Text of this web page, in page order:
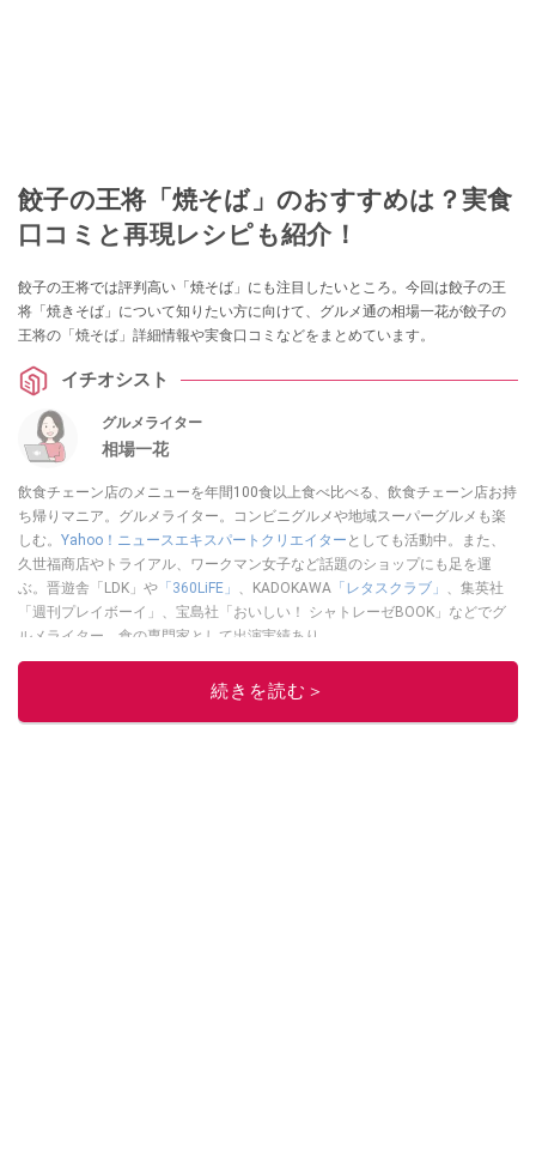
餃子の王将「焼そば」のおすすめは？実食
口コミと再現レシピも紹介！
餃子の王将では評判高い「焼そば」にも注目したいところ。今回は餃子の王
将「焼きそば」について知りたい方に向けて、グルメ通の相場一花が餃子の
王将の「焼そば」詳細情報や実食口コミなどをまとめています。
イチオシスト
グルメライター
相場一花
飲食チェーン店のメニューを年間100食以上食べ比べる、飲食チェーン店お持
ち帰りマニア。グルメライター。コンビニグルメや地域スーパーグルメも楽
しむ。 Yahoo！ニュースエキスパートクリエイター としても活動中。また、
久世福商店やトライアル、ワークマン女子など話題のショップにも足を運
ぶ。晋遊舎「LDK」や 「360LiFE」 、KADOKAWA 「レタスクラブ」
、集英社
「週刊プレイボーイ」、宝島社「おいしい！ シャトレーゼBOOK」などでグ
ルメライター、食の専門家として出演実績あり。
続きを読む＞